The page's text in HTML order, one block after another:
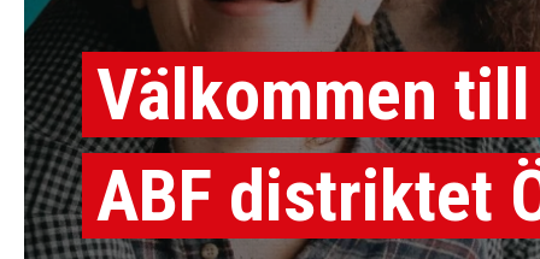
Välkommen till
ABF distriktet